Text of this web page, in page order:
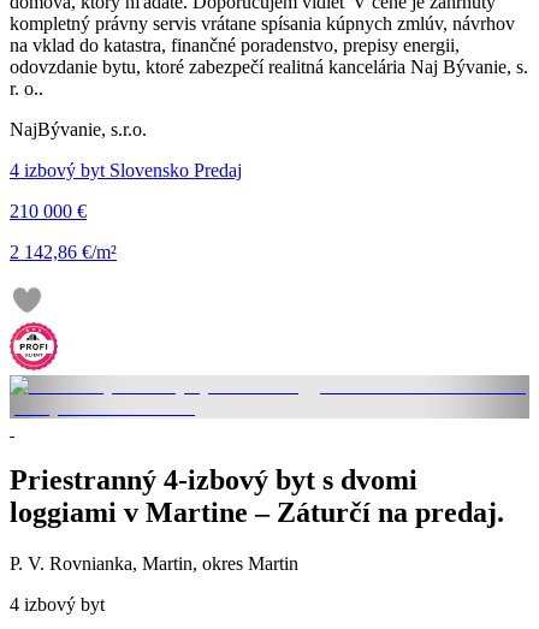
kompletný právny servis vrátane spísania kúpnych zmlúv, návrhov
na vklad do katastra, finančné poradenstvo, prepisy energii,
odovzdanie bytu, ktoré zabezpečí realitná kancelária Naj Bývanie, s.
r. o..
NajBývanie, s.r.o.
4 izbový byt Slovensko Predaj
210 000 €
2 142,86 €/m²
Priestranný 4-izbový byt s dvomi
loggiami v Martine – Záturčí na predaj.
P. V. Rovnianka, Martin, okres Martin
4 izbový byt